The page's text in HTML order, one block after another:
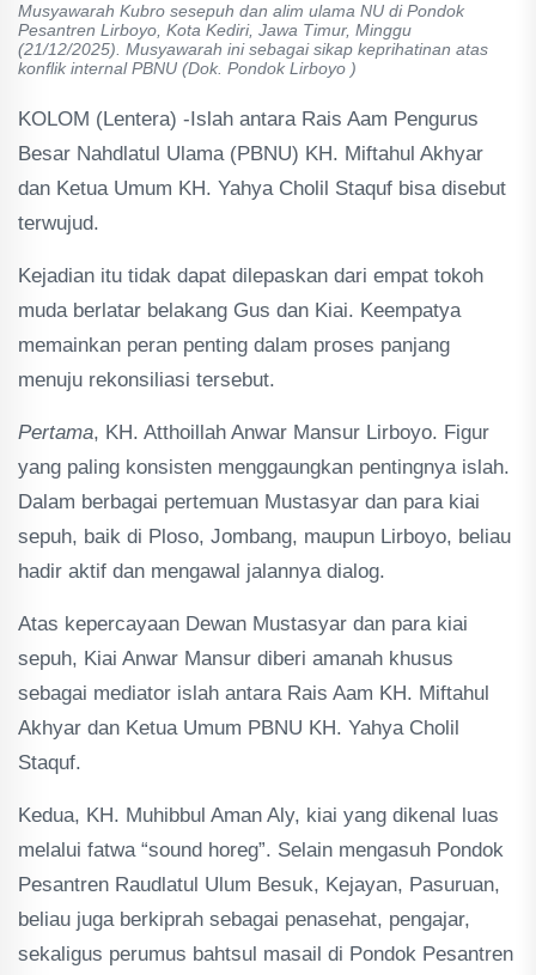
Musyawarah Kubro sesepuh dan alim ulama NU di Pondok
Pesantren Lirboyo, Kota Kediri, Jawa Timur, Minggu
(21/12/2025). Musyawarah ini sebagai sikap keprihatinan atas
konflik internal PBNU (Dok. Pondok Lirboyo )
KOLOM (Lentera) -Islah antara Rais Aam Pengurus
Besar Nahdlatul Ulama (PBNU) KH. Miftahul Akhyar
dan Ketua Umum KH. Yahya Cholil Staquf bisa disebut
terwujud.
Kejadian itu tidak dapat dilepaskan dari empat tokoh
muda berlatar belakang Gus dan Kiai. Keempatya
memainkan peran penting dalam proses panjang
menuju rekonsiliasi tersebut.
Pertama, KH. Atthoillah Anwar Mansur Lirboyo. Figur
yang paling konsisten menggaungkan pentingnya islah.
Dalam berbagai pertemuan Mustasyar dan para kiai
sepuh, baik di Ploso, Jombang, maupun Lirboyo, beliau
hadir aktif dan mengawal jalannya dialog.
Atas kepercayaan Dewan Mustasyar dan para kiai
sepuh, Kiai Anwar Mansur diberi amanah khusus
sebagai mediator islah antara Rais Aam KH. Miftahul
Akhyar dan Ketua Umum PBNU KH. Yahya Cholil
Staquf.
Kedua, KH. Muhibbul Aman Aly, kiai yang dikenal luas
melalui fatwa “sound horeg”. Selain mengasuh Pondok
Pesantren Raudlatul Ulum Besuk, Kejayan, Pasuruan,
beliau juga berkiprah sebagai penasehat, pengajar,
sekaligus perumus bahtsul masail di Pondok Pesantren